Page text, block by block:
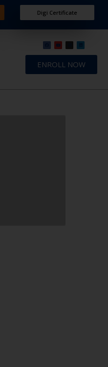
Digi Certificate
ENROLL NOW